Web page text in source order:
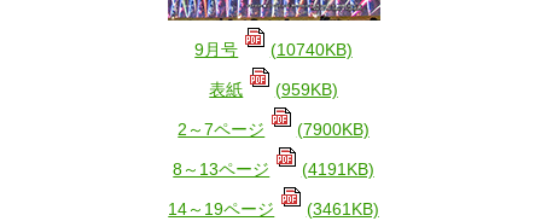
9月号 (10740KB)
表紙 (959KB)
2～7ページ (7900KB)
8～13ページ (4191KB)
14～19ページ (3461KB)